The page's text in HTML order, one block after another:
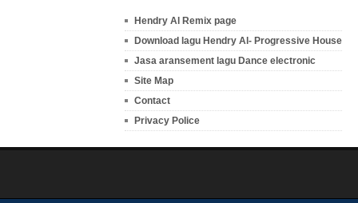
Hendry Al Remix page
Download lagu Hendry Al- Progressive House
Jasa aransement lagu Dance electronic
Site Map
Contact
Privacy Police